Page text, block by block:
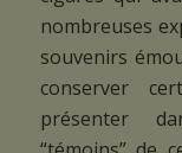
nombreuses
souvenirs
conserver
présenter